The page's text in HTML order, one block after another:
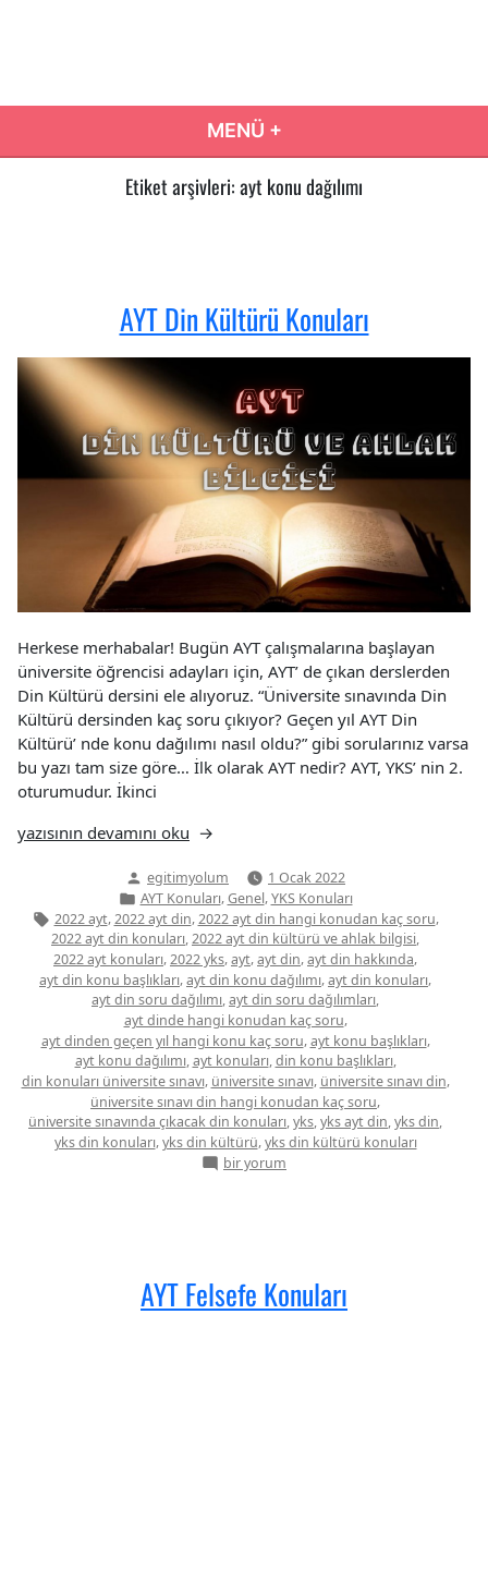
MENÜ +
Etiket arşivleri:ayt konu dağılımı
AYT Din Kültürü Konuları
Herkese merhabalar! Bugün AYT çalışmalarına başlayan
üniversite öğrencisi adayları için, AYT’ de çıkan derslerden
Din Kültürü dersini ele alıyoruz. “Üniversite sınavında Din
Kültürü dersinden kaç soru çıkıyor? Geçen yıl AYT Din
Kültürü’ nde konu dağılımı nasıl oldu?” gibi sorularınız varsa
bu yazı tam size göre… İlk olarak AYT nedir? AYT, YKS’ nin 2.
oturumudur. İkinci
“AYT
yazısının devamını oku
Yazan:
egitimyolum
1 Ocak 2022
Yazı
kategorisi
AYT Konuları,Genel,YKS Konuları
Etiketler:
2022 ayt,2022 ayt din,2022 ayt din hangi konudan kaç soru,
2022 ayt din konuları,2022 ayt din kültürü ve ahlak bilgisi,
2022 ayt konuları,2022 yks,ayt,ayt din,ayt din hakkında,
ayt din konu başlıkları,ayt din konu dağılımı,ayt din konuları,
ayt din soru dağılımı,ayt din soru dağılımları,
ayt dinde hangi konudan kaç soru,
ayt dinden geçen yıl hangi konu kaç soru,ayt konu başlıkları,
ayt konu dağılımı,ayt konuları,din konu başlıkları,
din konuları üniversite sınavı, üniversite sınavı, üniversite sınavı din,
üniversite sınavı din hangi konudan kaç soru,
üniversite sınavında çıkacak din konuları,yks,yks ayt din,yks din,
yks din konuları,yks din kültürü,yks din kültürü konuları
AYT
bir yorum
AYT Felsefe Konuları